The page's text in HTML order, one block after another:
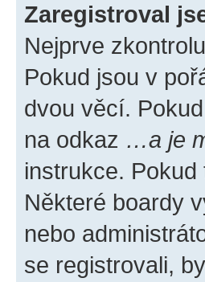
Zaregistroval
Nejprve
Pokud jsou v
dvou věcí.
na odkaz …a je
instrukce.
Některé boardy
nebo
se registrovali,